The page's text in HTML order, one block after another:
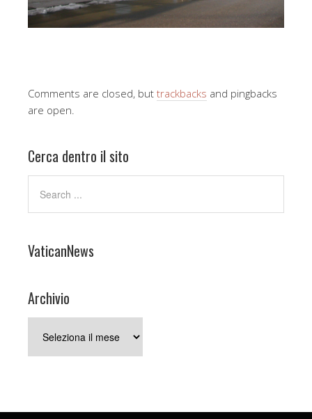
Comments are closed, but trackbacks and pingbacks
are open.
Cerca dentro il sito
VaticanNews
Archivio